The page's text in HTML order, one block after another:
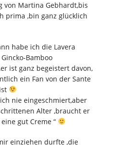
von Martina Gebhardt,bis
prima ,bin ganz glücklich
habe ich die Lavera
Bamboo
ist ganz begeistert davon,
ein Fan von der Sante
nie eingeschmiert,aber
Alter ,braucht er
gut Creme “
einziehen durfte ,die